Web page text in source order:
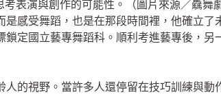
考表演與創作的可能性。（圖片來源／驫舞
感受舞蹈，也是在那段時間裡，他確立
鎖定國立藝專舞蹈科。順利考進藝專後，
的視野。當許多人還停留在技巧訓練與動